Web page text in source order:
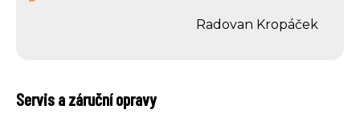
Radovan Kropáček
Servis a záruční opravy